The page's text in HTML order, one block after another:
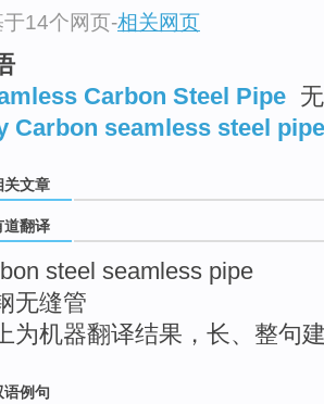
于14个网页-相关网页
Carbon Steel Pipe
Carbon seamless steel pipe
关文章
道翻译
steel seamless pipe
无缝管
为机器翻译结果，长、整句
语例句